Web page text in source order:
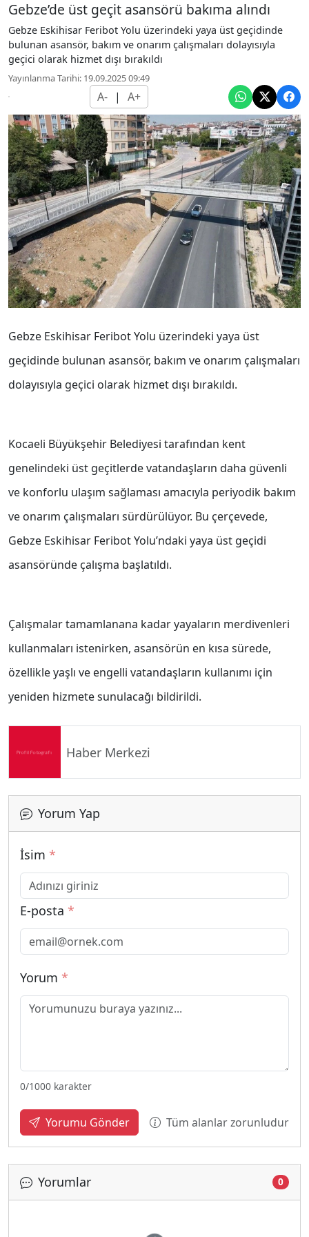
Gebze’de üst geçit asansörü bakıma alındı
Gebze Eskihisar Feribot Yolu üzerindeki yaya üst geçidinde
bulunan asansör, bakım ve onarım çalışmaları dolayısıyla
geçici olarak hizmet dışı bırakıldı
Yayınlanma Tarihi: 19.09.2025 09:49
A- | A+
Gebze Eskihisar Feribot Yolu üzerindeki yaya üst
geçidinde bulunan asansör, bakım ve onarım çalışmaları
dolayısıyla geçici olarak hizmet dışı bırakıldı.
Kocaeli Büyükşehir Belediyesi tarafından kent
genelindeki üst geçitlerde vatandaşların daha güvenli
ve konforlu ulaşım sağlaması amacıyla periyodik bakım
ve onarım çalışmaları sürdürülüyor. Bu çerçevede,
Gebze Eskihisar Feribot Yolu’ndaki yaya üst geçidi
asansöründe çalışma başlatıldı.
Çalışmalar tamamlanana kadar yayaların merdivenleri
kullanmaları istenirken, asansörün en kısa sürede,
özellikle yaşlı ve engelli vatandaşların kullanımı için
yeniden hizmete sunulacağı bildirildi.
Haber Merkezi
Yorum Yap
İsim *
E-posta *
Yorum *
0/1000 karakter
Yorumu Gönder Tüm alanlar zorunludur
Yorumlar 0
Yükleniyor...